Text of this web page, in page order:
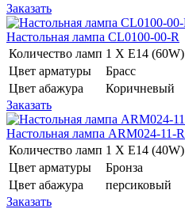
Заказать
Настольная лампа CL0100-00-R
Количество ламп 1 Х E14 (60W)
Цвет арматуры
Брасс
Цвет абажура
Коричневый
Заказать
Настольная лампа ARM024-11-R
Количество ламп 1 Х E14 (40W)
Цвет арматуры
Бронза
Цвет абажура
персиковый
Заказать